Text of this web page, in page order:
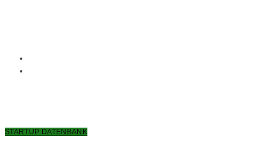
STARTUP DATENBANK